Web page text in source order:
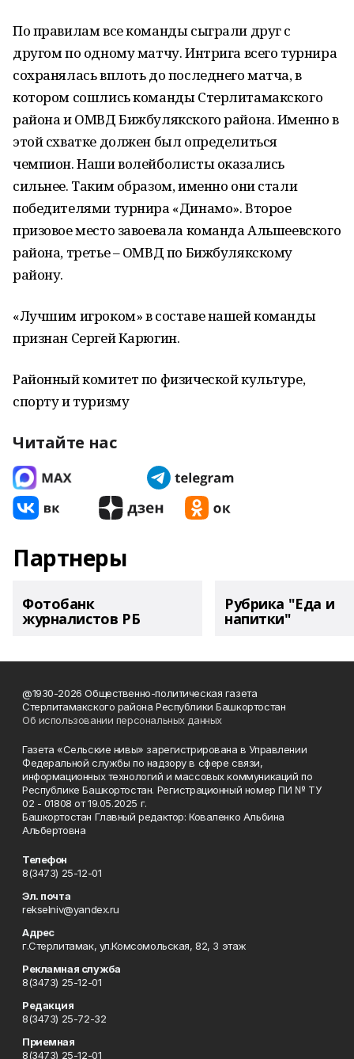
По правилам все команды сыграли друг с
другом по одному матчу. Интрига всего турнира
сохранялась вплоть до последнего матча, в
котором сошлись команды Стерлитамакского
района и ОМВД Бижбулякского района. Именно в
этой схватке должен был определиться
чемпион. Наши волейболисты оказались
сильнее. Таким образом, именно они стали
победителями турнира «Динамо». Второе
призовое место завоевала команда Альшеевского
района, третье – ОМВД по Бижбулякскому
району.
«Лучшим игроком» в составе нашей команды
признан Сергей Карюгин.
Районный комитет по физической культуре,
спорту и туризму
Читайте нас
Партнеры
Фотобанк
журналистов РБ
Рубрика "Еда и
напитки"
@1930-2026 Общественно-политическая газета
Стерлитамакского района Республики Башкортостан
Об использовании персональных данных
Газета «Сельские нивы» зарегистрирована в Управлении
Федеральной службы по надзору в сфере связи,
информационных технологий и массовых коммуникаций по
Республике Башкортостан. Регистрационный номер ПИ № ТУ
02 - 01808 от 19.05.2025 г.
Башкортостан Главный редактор: Коваленко Альбина
Альбертовна
Телефон
8(3473) 25-12-01
Эл. почта
rekselniv@yandex.ru
Адрес
г.Стерлитамак, ул.Комсомольская, 82, 3 этаж
Рекламная служба
8(3473) 25-12-01
Редакция
8(3473) 25-72-32
Приемная
8(3473) 25-12-01